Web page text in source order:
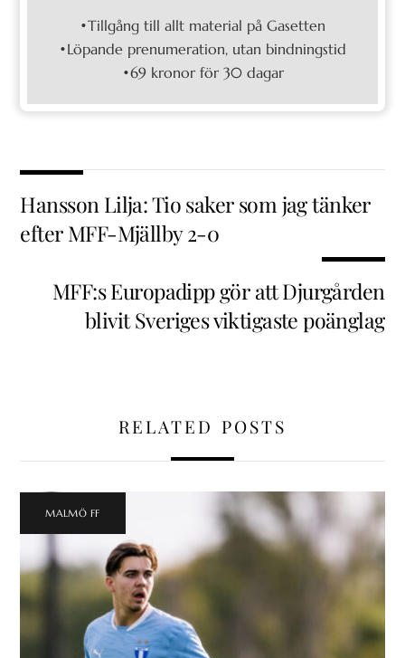
•Tillgång till allt material på Gasetten
•Löpande prenumeration, utan bindningstid
•69 kronor för 30 dagar
Hansson Lilja: Tio saker som jag tänker
efter MFF-Mjällby 2-0
MFF:s Europadipp gör att Djurgården
blivit Sveriges viktigaste poänglag
RELATED POSTS
MALMÖ FF